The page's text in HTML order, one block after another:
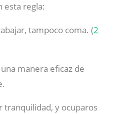
esta regla:
tampoco coma. (2
manera eficaz de
tranquilidad, y ocuparos